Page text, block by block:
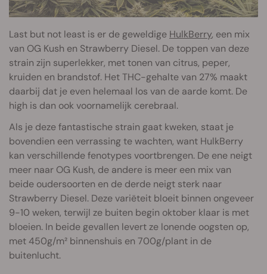
Last but not least is er de geweldige HulkBerry, een mix
van OG Kush en Strawberry Diesel. De toppen van deze
strain zijn superlekker, met tonen van citrus, peper,
kruiden en brandstof. Het THC-gehalte van 27% maakt
daarbij dat je even helemaal los van de aarde komt. De
high is dan ook voornamelijk cerebraal.
Als je deze fantastische strain gaat kweken, staat je
bovendien een verrassing te wachten, want HulkBerry
kan verschillende fenotypes voortbrengen. De ene neigt
meer naar OG Kush, de andere is meer een mix van
beide oudersoorten en de derde neigt sterk naar
Strawberry Diesel. Deze variëteit bloeit binnen ongeveer
9-10 weken, terwijl ze buiten begin oktober klaar is met
bloeien. In beide gevallen levert ze lonende oogsten op,
met 450g/m² binnenshuis en 700g/plant in de
buitenlucht.